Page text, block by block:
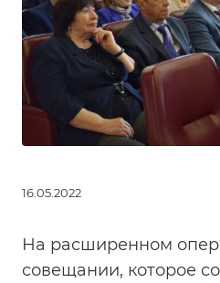
16.05.2022
На расширенном
совещании, которое